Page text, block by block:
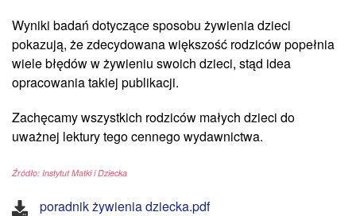
Wyniki badań dotyczące sposobu żywienia dzieci
pokazują, że zdecydowana większość rodziców popełnia
wiele błędów w żywieniu swoich dzieci, stąd idea
opracowania takiej publikacji.
Zachęcamy wszystkich rodziców małych dzieci do
uważnej lektury tego cennego wydawnictwa.
Źródło: Instytut Matki i Dziecka
poradnik żywienia dziecka.pdf